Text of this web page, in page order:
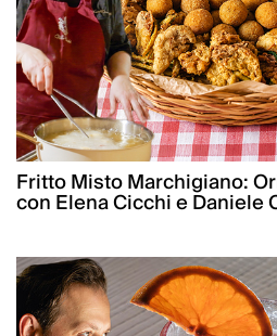
Fritto Misto Marchigiano:
con Elena Cicchi e Daniele